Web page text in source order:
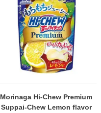
Morinaga Hi-Chew Premium
Suppai-Chew Lemon flavor